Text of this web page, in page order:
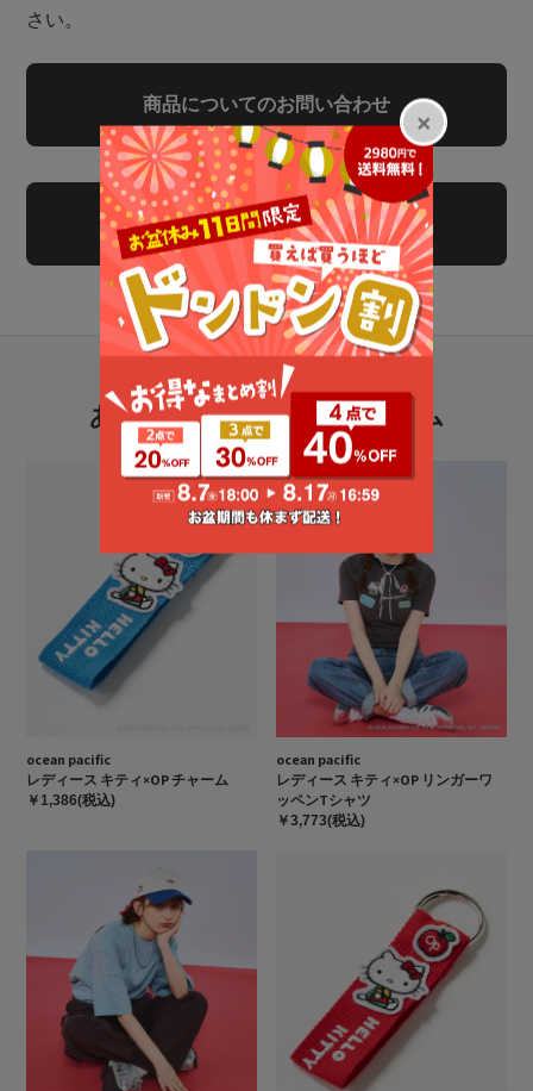
さい。
商品についてのお問い合わせ
レビューを書く
あなたにおすすめのアイテム
ocean pacific
レディース キティ×OP チャーム
￥1,386(税込)
ocean pacific
レディース キティ×OP リンガーワ
ッペンTシャツ
￥3,773(税込)